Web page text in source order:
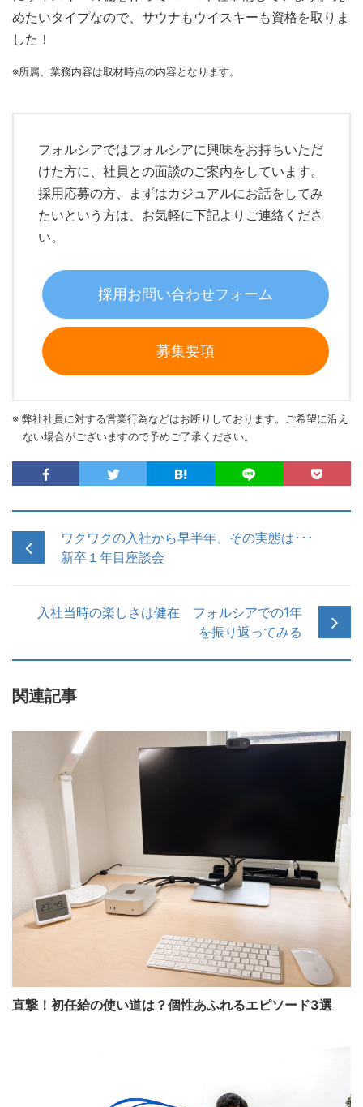
めたいタイプなので、サウナもウイスキーも資格を取りま
した！
※所属、業務内容は取材時点の内容となります。
フォルシアではフォルシアに興味をお持ちいただ
けた方に、社員との面談のご案内をしています。
採用応募の方、まずはカジュアルにお話をしてみ
たいという方は、お気軽に下記よりご連絡くださ
い。
採用お問い合わせフォーム
募集要項
※ 弊社社員に対する営業行為などはお断りしております。ご希望に沿え
ない場合がございますので予めご了承ください。
ワクワクの入社から早半年、その実態は･･･
新卒１年目座談会
入社当時の楽しさは健在 フォルシアでの1年
を振り返ってみる
関連記事
直撃！初任給の使い道は？個性あふれるエピソード3選